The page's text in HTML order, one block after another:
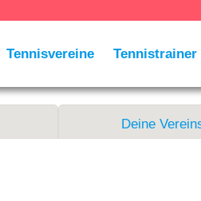
Tennisvereine Tennistrainer
Deine